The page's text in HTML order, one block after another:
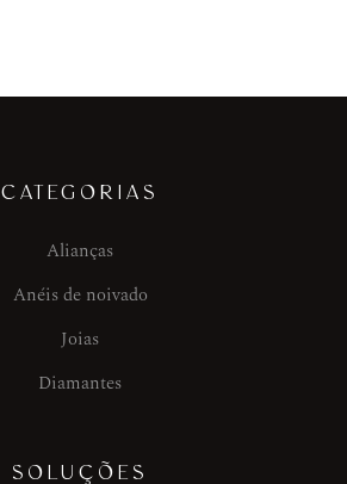
CATEGORIAS
Alianças
Anéis de noivado
Joias
Diamantes
SOLUÇÕES